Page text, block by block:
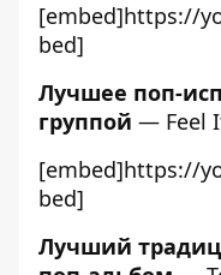
[embed]https://
bed]
Лучшее поп-
группой — Feel
[embed]https://
bed]
Лучший